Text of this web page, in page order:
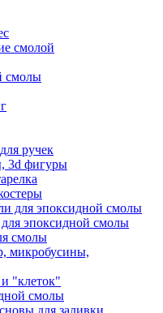
смолой
смолы
ручек
3d фигуры
для эпоксидной смолы
эпоксидной смолы
смолы
микробусины,
"клеток"
смолы
для заливки